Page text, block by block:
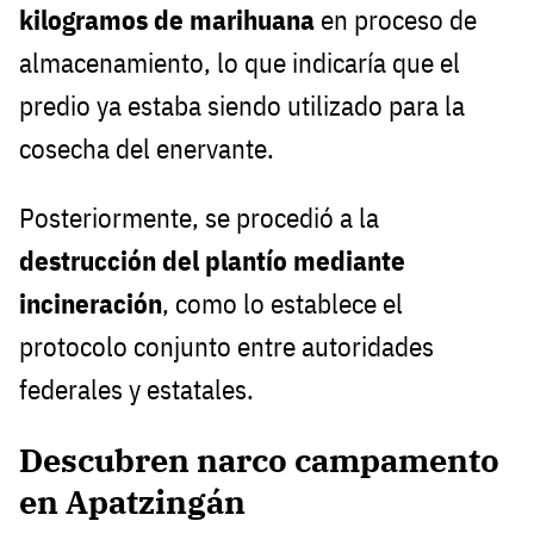
kilogramos de marihuana en proceso de
almacenamiento, lo que indicaría que el
predio ya estaba siendo utilizado para la
cosecha del enervante.
Posteriormente, se procedió a la
destrucción del plantío mediante
incineración, como lo establece el
protocolo conjunto entre autoridades
federales y estatales.
Descubren narco campamento
en Apatzingán